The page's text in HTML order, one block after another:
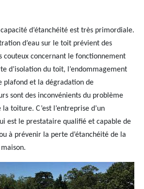
d’étanchéité est très primordiale.
d’eau sur le toit prévient des
couteux concernant le fonctionnement
d’isolation du toit, l’endommagement
plafond et la dégradation de
sont des inconvénients du problème
toiture. C’est l’entreprise d’un
est le prestataire qualifié et capable de
à prévenir la perte d’étanchéité de la